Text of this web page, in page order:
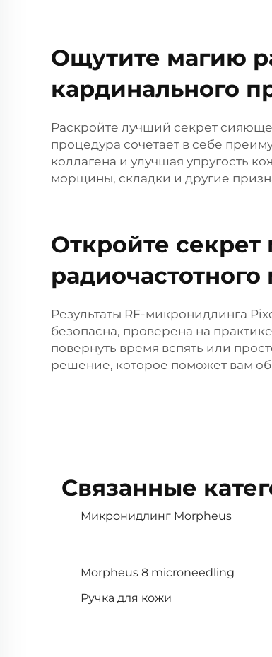
Ощутите магию
кардинального
Раскройте лучший секрет
процедура сочетает в себе
коллагена и улучшая упругость
морщины, складки и другие
Откройте
Результаты RF-микронидлинга
безопасна, проверена на
повернуть время вспять или
решение, которое поможет вам
Связанные
Микронидлинг Morpheus
Morpheus 8 microneedling
Ручка для кожи